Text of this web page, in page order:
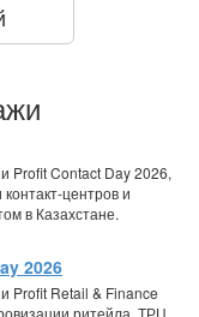
Profit Contact Day 2026,
центров и
в Казахстане.
2026
Profit Retail & Finance
ритейла, ТРЦ,